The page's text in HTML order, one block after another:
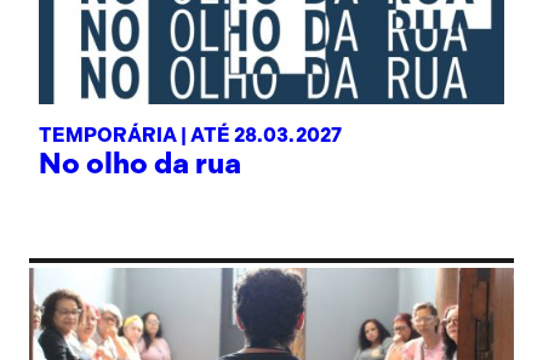
TEMPORÁRIA | ATÉ 28.03.2027
No olho da rua